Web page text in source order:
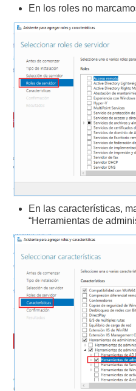
En los roles no
En las características,
“Herramientas de